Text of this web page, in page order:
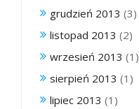
grudzień 2013 (3)
listopad 2013 (2)
wrzesień 2013 (1)
sierpień 2013 (1)
lipiec 2013 (1)